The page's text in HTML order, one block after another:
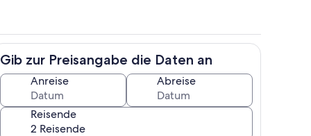
Schlafen 3
Gib zur Preisangabe die Daten an
Anreise Abreise
Reisende